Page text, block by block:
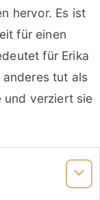
hervor. Es ist
für einen
für Erika
tut als
und verziert sie